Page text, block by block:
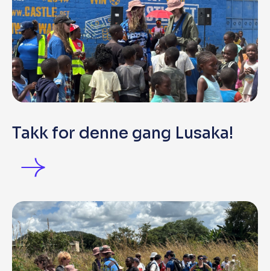
Takk for denne gang Lusaka!